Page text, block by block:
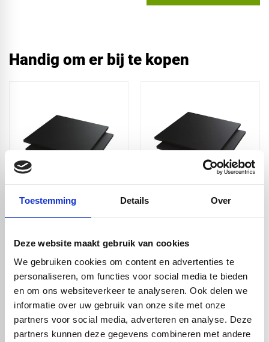
Toestemming Details Over
Deze website maakt gebruik van cookies
We gebruiken cookies om content en advertenties te
personaliseren, om functies voor social media te bieden
en om ons websiteverkeer te analyseren. Ook delen we
informatie over uw gebruik van onze site met onze
partners voor social media, adverteren en analyse. Deze
partners kunnen deze gegevens combineren met andere
Handig om er bij te kopen
HMPE 500 Zwart
HMPE 500 -
€ 254,84
check_circle Vanaf€ 750,- gratis bezorgd
check_circle Klanten geven Vos Kunststoffen een9,0/10na 2662 beoordelingen
check_circle2-5dagen levertijd